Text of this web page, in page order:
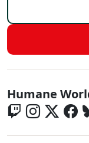
Global -
Humane